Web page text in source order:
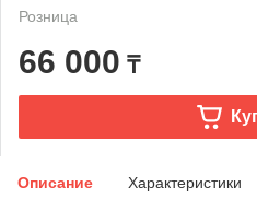
Розница
66 000 ₸
Описание Характеристики